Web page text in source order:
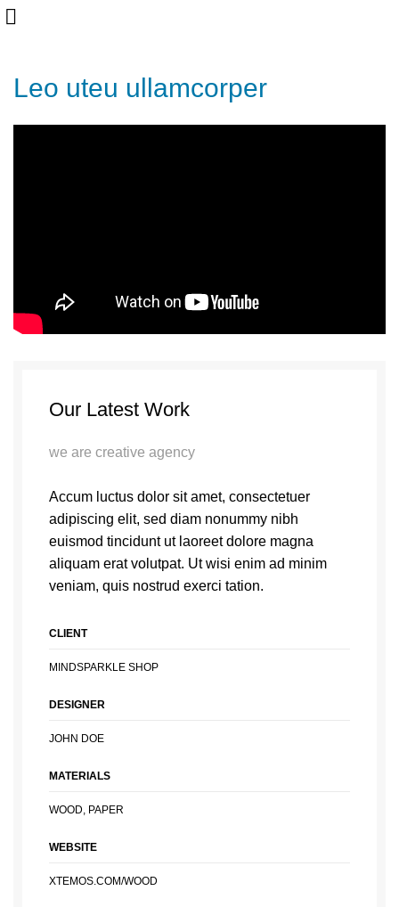
Leo uteu ullamcorper
Our Latest Work
we are creative agency
Accum luctus dolor sit amet, consectetuer
adipiscing elit, sed diam nonummy nibh
euismod tincidunt ut laoreet dolore magna
aliquam erat volutpat. Ut wisi enim ad minim
veniam, quis nostrud exerci tation.
CLIENT
MINDSPARKLE SHOP
DESIGNER
JOHN DOE
MATERIALS
WOOD, PAPER
WEBSITE
XTEMOS.COM/WOOD